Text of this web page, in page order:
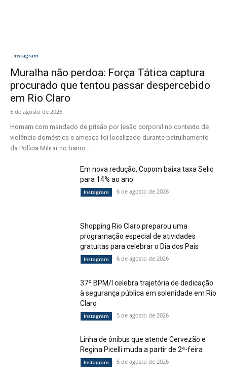
Instagram
Muralha não perdoa: Força Tática captura
procurado que tentou passar despercebido
em Rio Claro
6 de agosto de 2026
Homem com mandado de prisão por lesão corporal no contexto de
violência doméstica e ameaça foi localizado durante patrulhamento
da Polícia Militar no bairro...
Em nova redução, Copom baixa taxa Selic
para 14% ao ano
Instagram 6 de agosto de 2026
Shopping Rio Claro preparou uma
programação especial de atividades
gratuitas para celebrar o Dia dos Pais
Instagram 6 de agosto de 2026
37º BPM/I celebra trajetória de dedicação
à segurança pública em solenidade em Rio
Claro
Instagram 5 de agosto de 2026
Linha de ônibus que atende Cervezão e
Regina Picelli muda a partir de 2ª-feira
Instagram 5 de agosto de 2026